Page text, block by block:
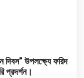
দিবস" উপলক্ষ্যে ফরিদ
প্রদর্শন।